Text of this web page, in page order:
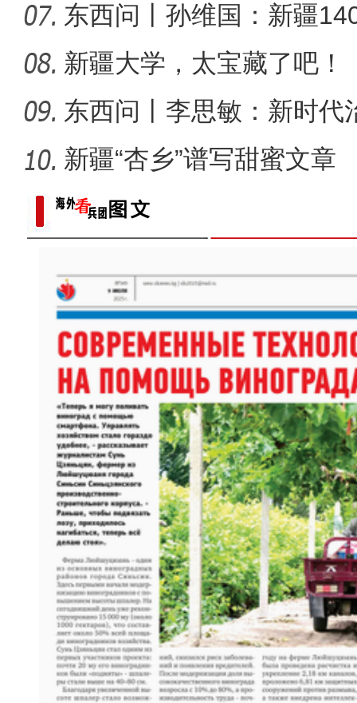
东西问丨孙维国：新疆
了什么？
新疆大学，太宝藏了吧！
东西问丨李思敏：新时代
新疆“杏乡”谱写甜蜜文章